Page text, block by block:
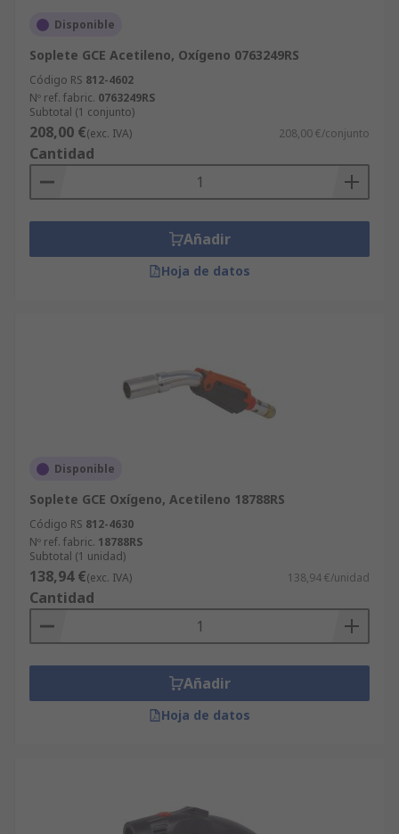
Disponible
Soplete GCE Acetileno, Oxígeno 0763249RS
Código RS 812-4602
Nº ref. fabric. 0763249RS
Subtotal (1 conjunto)
208,00 €(exc. IVA) 208,00 €/conjunto
Cantidad
Añadir
Hoja de datos
Disponible
Soplete GCE Oxígeno, Acetileno 18788RS
Código RS 812-4630
Nº ref. fabric. 18788RS
Subtotal (1 unidad)
138,94 €(exc. IVA) 138,94 €/unidad
Cantidad
Añadir
Hoja de datos